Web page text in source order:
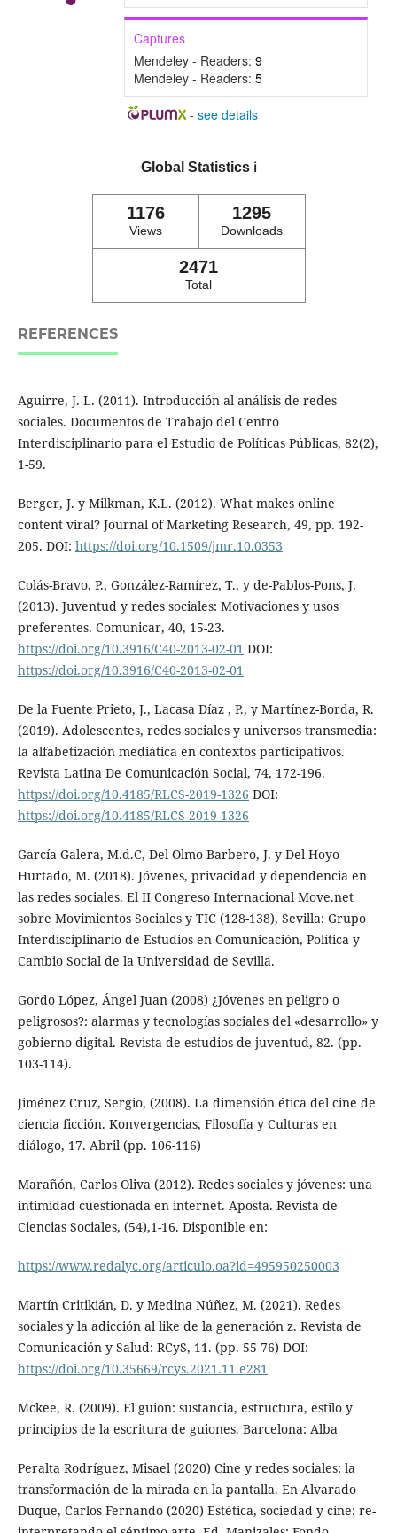
Captures
Mendeley - Readers: 9
Mendeley - Readers: 5
- see details
Global Statistics ℹ️
1176
Views
1295
Downloads
2471
Total
REFERENCES
Aguirre, J. L. (2011). Introducción al análisis de redes
sociales. Documentos de Trabajo del Centro
Interdisciplinario para el Estudio de Políticas Públicas, 82(2),
1-59.
Berger, J. y Milkman, K.L. (2012). What makes online
content viral? Journal of Marketing Research, 49, pp. 192-
205. DOI: https://doi.org/10.1509/jmr.10.0353
Colás-Bravo, P., González-Ramírez, T., y de-Pablos-Pons, J.
(2013). Juventud y redes sociales: Motivaciones y usos
preferentes. Comunicar, 40, 15-23.
https://doi.org/10.3916/C40-2013-02-01 DOI:
https://doi.org/10.3916/C40-2013-02-01
De la Fuente Prieto, J., Lacasa Díaz , P., y Martínez-Borda, R.
(2019). Adolescentes, redes sociales y universos transmedia:
la alfabetización mediática en contextos participativos.
Revista Latina De Comunicación Social, 74, 172-196.
https://doi.org/10.4185/RLCS-2019-1326 DOI:
https://doi.org/10.4185/RLCS-2019-1326
García Galera, M.d.C, Del Olmo Barbero, J. y Del Hoyo
Hurtado, M. (2018). Jóvenes, privacidad y dependencia en
las redes sociales. El II Congreso Internacional Move.net
sobre Movimientos Sociales y TIC (128-138), Sevilla: Grupo
Interdisciplinario de Estudios en Comunicación, Política y
Cambio Social de la Universidad de Sevilla.
Gordo López, Ángel Juan (2008) ¿Jóvenes en peligro o
peligrosos?: alarmas y tecnologías sociales del «desarrollo» y
gobierno digital. Revista de estudios de juventud, 82. (pp.
103-114).
Jiménez Cruz, Sergio, (2008). La dimensión ética del cine de
ciencia ficción. Konvergencias, Filosofía y Culturas en
diálogo, 17. Abril (pp. 106-116)
Marañón, Carlos Oliva (2012). Redes sociales y jóvenes: una
intimidad cuestionada en internet. Aposta. Revista de
Ciencias Sociales, (54),1-16. Disponible en:
https://www.redalyc.org/articulo.oa?id=495950250003
Martín Critikián, D. y Medina Núñez, M. (2021). Redes
sociales y la adicción al like de la generación z. Revista de
Comunicación y Salud: RCyS, 11. (pp. 55-76) DOI:
https://doi.org/10.35669/rcys.2021.11.e281
Mckee, R. (2009). El guion: sustancia, estructura, estilo y
principios de la escritura de guiones. Barcelona: Alba
Peralta Rodríguez, Misael (2020) Cine y redes sociales: la
transformación de la mirada en la pantalla. En Alvarado
Duque, Carlos Fernando (2020) Estética, sociedad y cine: re-